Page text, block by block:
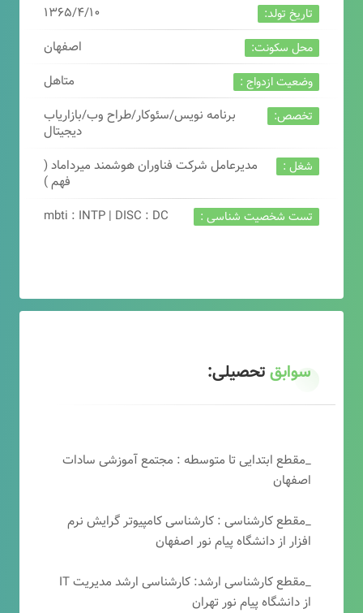
تاریخ تولد: ۱۳۶۵/۴/۱۰
محل سکونت: اصفهان
وضعیت ازدواج : متاهل
تخصص:
برنامه نویس/سئوکار/طراح وب/بازاریاب
دیجیتال
شغل :
مدیرعامل شرکت فناوران هوشمند میرداماد (
فهم )
تست شخصیت شناسی : mbti : INTP | DISC : DC
سوابقتحصیلی:
_مقطع ابتدایی تا متوسطه : مجتمع آموزشی سادات
اصفهان
_مقطع کارشناسی : کارشناسی کامپیوتر گرایش نرم
افزار از دانشگاه پیام نور اصفهان
_مقطع کارشناسی ارشد: کارشناسی ارشد مدیریت IT
از دانشگاه پیام نور تهران